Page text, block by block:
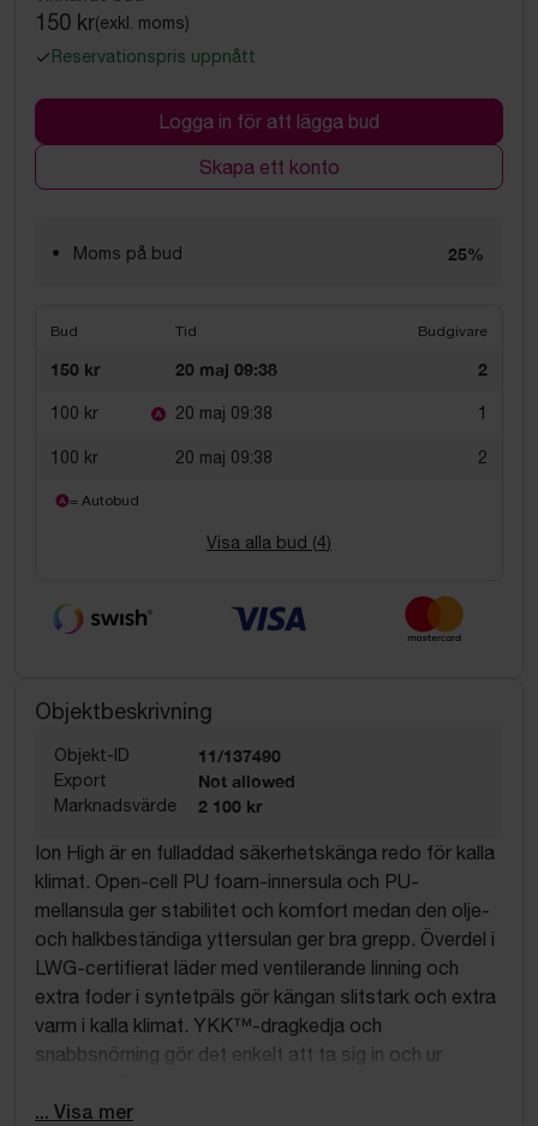
150 kr(exkl. moms)
Reservationspris uppnått
Logga in för att lägga bud
Skapa ett konto
Moms på bud 25%
Bud Tid Budgivare
150 kr 20 maj 09:38 2
100 kr 20 maj 09:38 1
100 kr 20 maj 09:38 2
= Autobud
Visa alla bud (4)
Objektbeskrivning
Objekt-ID 11/137490
Export Not allowed
Marknadsvärde 2 100 kr
Ion High är en fulladdad säkerhetskänga redo för kalla
klimat. Open-cell PU foam-innersula och PU-
mellansula ger stabilitet och komfort medan den olje-
och halkbeständiga yttersulan ger bra grepp. Överdel i
LWG-certifierat läder med ventilerande linning och
extra foder i syntetpäls gör kängan slitstark och extra
varm i kalla klimat. YKK™-dragkedja och
snabbsnörning gör det enkelt att ta sig in och ur
ESD-funktion enligt EN IEC 61340-5-1:2016.
... Visa mer